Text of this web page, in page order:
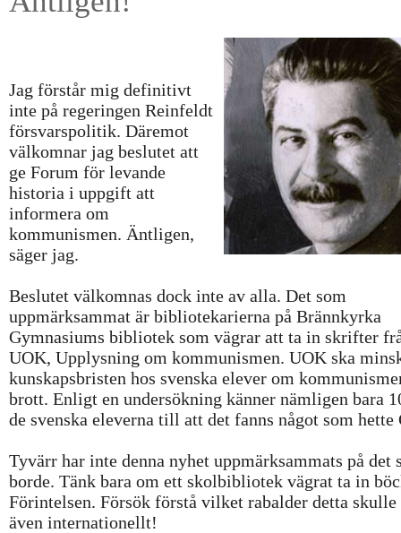
Jag förstår mig definitivt
inte på regeringen Reinfeldt
försvarspolitik. Däremot
välkomnar jag beslutet att
ge Forum för levande
historia i uppgift att
informera om
kommunismen. Äntligen,
säger jag.
Beslutet välkomnas dock inte av alla. Det som
uppmärksammat är bibliotekarierna på Brännkyrka
Gymnasiums bibliotek som vägrar att ta in skrifter
UOK, Upplysning om kommunismen. UOK ska
kunskapsbristen hos svenska elever om
brott. Enligt en undersökning känner nämligen bara
de svenska eleverna till att det fanns något som hette
Tyvärr har inte denna nyhet uppmärksammats på det
borde. Tänk bara om ett skolbibliotek vägrat ta in
Förintelsen. Försök förstå vilket rabalder detta
även internationellt!